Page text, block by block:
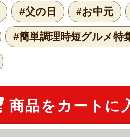
#父の日 #お中元
#簡単調理時短グルメ特
商品をカートに